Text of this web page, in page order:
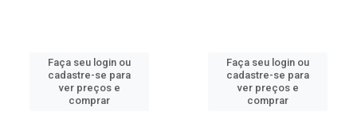
Faça seu login ou
cadastre-se para
ver preços e
comprar
Faça seu login ou
cadastre-se para
ver preços e
comprar